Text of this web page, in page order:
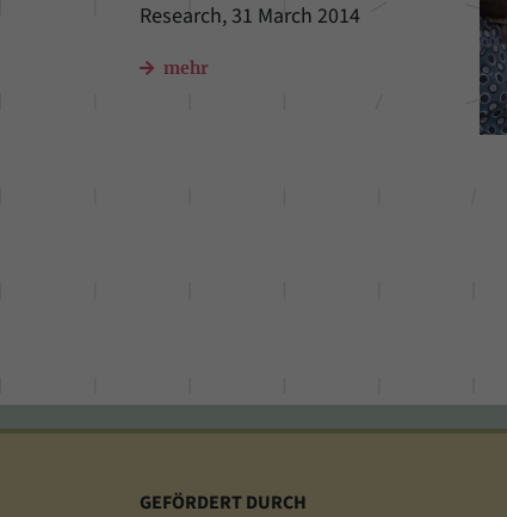
Research, 31 March 2014
mehr
GEFÖRDERT DURCH